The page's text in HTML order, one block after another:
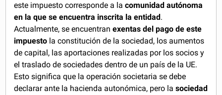
este impuesto corresponde a la comunidad autónoma
en la que se encuentra inscrita la entidad.
Actualmente, se encuentranexentas del pago de este
impuesto la constitución de la sociedad, los aumentos
de capital, las aportaciones realizadas por los socios y
el traslado de sociedades dentro de un país de la UE.
Esto significa que la operación societaria se debe
declarar ante la hacienda autonómica, pero la sociedad